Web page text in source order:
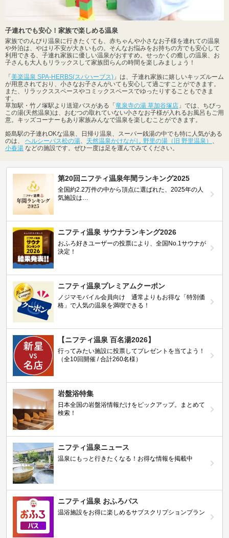
子連れでも安心！家族で楽しめる温泉
家族でのんびり温泉に行きたくても、赤ちゃんや小さなお子様を連れての温泉
や外泊は、やはり不安が大きいもの。そんなお悩みをお持ちの方でも安心して
利用できる、子連れ家族に優しい温泉がおすすめ。せっかくの癒しの温泉、お
子さんも大人もリラックスして家族団らんの時間を楽しみましょう！
「 美楽温泉 SPA-HERBS(スパハーブス) 」は、子連れ家族に嬉しいキッズルーム
が用意されており、小さなお子さんがいても安心して過ごすことができます。
また、リラックススペースやコミックスペースでゆったりすることもできま
す。
草加駅・竹ノ塚駅より送迎バスがある「 竜泉寺の湯 草加谷塚店 」では、ちびっ
この湯(天然温泉)は、おむつの取れていない小さなお子様が入れるお風呂もご用
意。キッズコーナーもあり家族みんなで温泉を楽しむことができます。
姫島駅の子連れOKな温泉、日帰り温泉、スーパー銭湯の中でも特に人気がある
のは、 ヘルシーバス松の湯、 天然温泉かけながし 野里の湯（旧 野里温泉） 、
小春湯 などの施設です。ぜひ一度は足を運んでみてください。
第20回ニフティ温泉年間ランキング2025
全国約2.2万件の中から頂点に選ばれた、2025年の人
気施設は…
ニフティ温泉 サウナランキング2026
おふろ好きユーザーの投票により、全国No.1サウナが
決定！
ニフティ温泉プレミアムクーポン
ノジマモバイル会員向け 通常よりもお得な「特別価
格」で人気の温泉を満喫できる！
【ニフティ温泉 百名湯2026】
行ってみたい施設に投票してプレゼントを当てよう！
（全10回開催 / 合計260名様）
岩盤浴特集
日本全国の岩盤浴情報だけをピックアップ。まとめて
検索！
ニフティ温泉ニュース
温泉にもっと行きたくなる！お得な情報を掲載中
ニフティ温泉 おふろパス
温浴施設をお得に楽しめるサブスクリプションプラン